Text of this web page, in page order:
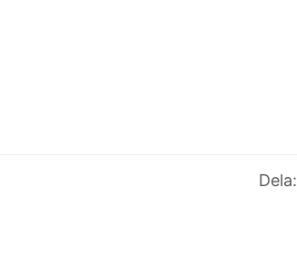
Dela: